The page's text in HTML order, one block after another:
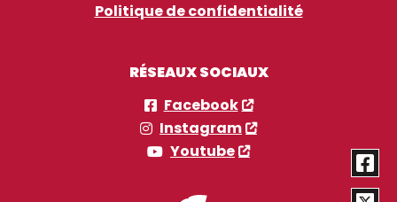
Politique de confidentialité
RÉSEAUX SOCIAUX
Facebook
Instagram
Youtube